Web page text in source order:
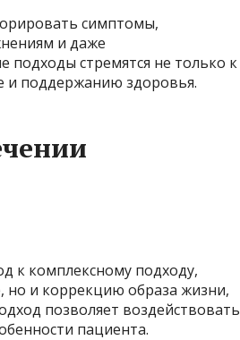
симптомы,
и даже
стремятся не только к
и поддержанию здоровья.
к комплексному подходу,
но и коррекцию образа жизни,
позволяет воздействовать
пациента.